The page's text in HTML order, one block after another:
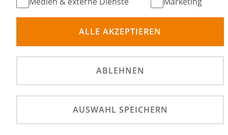
©
ALLE AKZEPTIEREN
ABLEHNEN
AUSWAHL SPEICHERN